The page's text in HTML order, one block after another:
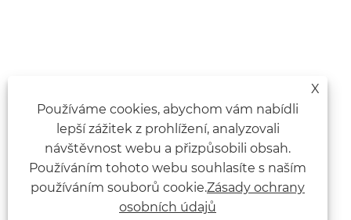
X
Používáme cookies, abychom vám nabídli
lepší zážitek z prohlížení, analyzovali
návštěvnost webu a přizpůsobili obsah.
Používáním tohoto webu souhlasíte s naším
používáním souborů cookie.Zásady ochrany
osobních údajů